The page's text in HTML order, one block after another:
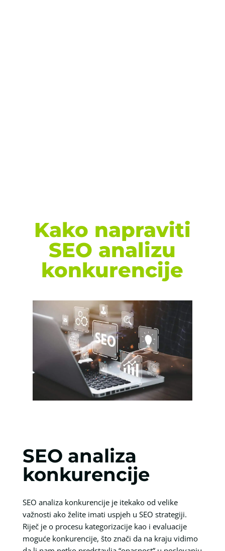
Kako napraviti
SEO analizu
konkurencije
SEO analiza
konkurencije
SEO analiza konkurencije je itekako od velike
važnosti ako želite imati uspjeh u SEO strategiji.
Riječ je o procesu kategorizacije kao i evaluacije
moguće konkurencije, što znači da na kraju vidimo